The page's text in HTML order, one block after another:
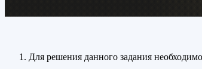
Для решения данного задания